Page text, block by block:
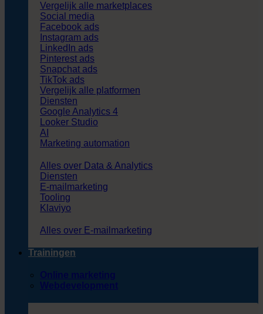
Vergelijk alle marketplaces
Social media
Facebook ads
Instagram ads
LinkedIn ads
Pinterest ads
Snapchat ads
TikTok ads
Vergelijk alle platformen
Diensten
Google Analytics 4
Looker Studio
AI
Marketing automation
Alles over Data & Analytics
Diensten
E-mailmarketing
Tooling
Klaviyo
Alles over E-mailmarketing
Trainingen
Online marketing
Webdevelopment